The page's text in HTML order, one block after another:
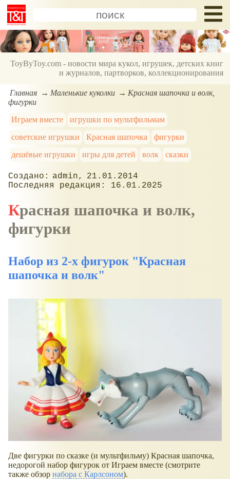
ToyByToy.com - новости мира кукол, игрушек, детских книг
и журналов, партворков, коллекционирования
Главная Маленькие куколки
Красная шапочка и волк,
фигурки
Играем вместе
игрушки по мультфильмам
советские игрушки
Красная шапочка
фигурки
дешёвые игрушки
игры для детей волк сказки
admin
21.01.2014
16.01.2025
Красная шапочка и волк,
фигурки
Набор из 2-х фигурок "Красная
шапочка и волк"
Две фигурки по сказке (и мультфильму) Красная шапочка,
недорогой набор фигурок от Играем вместе (смотрите
также обзор набора с Карлсоном).